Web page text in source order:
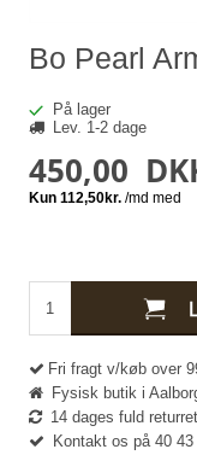
Bo Pearl
På lager
Lev. 1-2 dage
450,00
Fri fragt v/køb over
Fysisk butik i
14 dages fuld returret
Kontakt os på 40 43